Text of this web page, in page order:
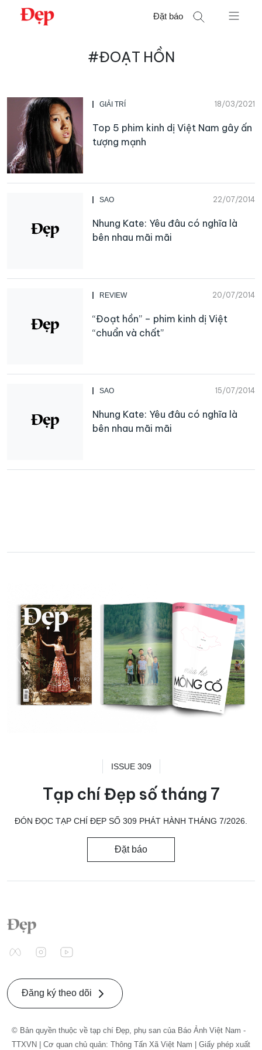
Chuyển
Đặt báo
#ĐOẠT HỒN
GIẢI TRÍ 18/03/2021
Top 5 phim kinh dị Việt Nam gây ấn
tượng mạnh
SAO 22/07/2014
Nhung Kate: Yêu đâu có nghĩa là
bên nhau mãi mãi
REVIEW 20/07/2014
“Đoạt hồn” – phim kinh dị Việt
“chuẩn và chất”
SAO 15/07/2014
Nhung Kate: Yêu đâu có nghĩa là
bên nhau mãi mãi
ISSUE 309
Tạp chí Đẹp số tháng 7
ĐÓN ĐỌC TẠP CHÍ ĐẸP SỐ 309 PHÁT HÀNH THÁNG 7/2026.
Đặt báo
Đăng ký theo dõi
© Bản quyền thuộc về tạp chí Đẹp, phụ san của Báo Ảnh Việt Nam -
TTXVN | Cơ quan chủ quản: Thông Tấn Xã Việt Nam | Giấy phép xuất